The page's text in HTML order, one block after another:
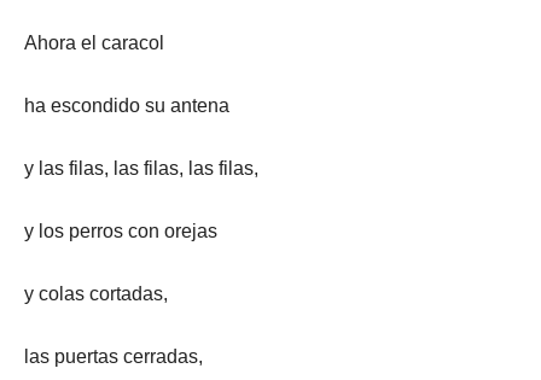
Ahora el caracol
ha escondido su antena
y las filas, las filas, las filas,
y los perros con orejas
y colas cortadas,
las puertas cerradas,